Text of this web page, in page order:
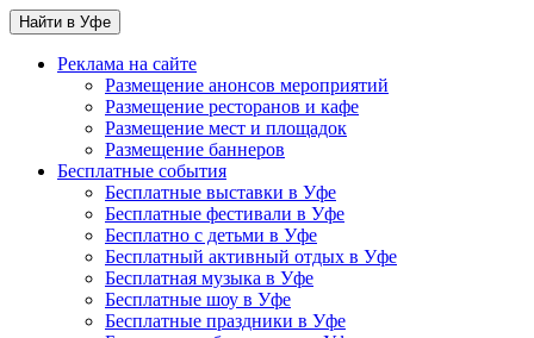
Найти в Уфе
Реклама на сайте
Размещение анонсов мероприятий
Размещение ресторанов и кафе
Размещение мест и площадок
Размещение баннеров
Бесплатные события
Бесплатные выставки в Уфе
Бесплатные фестивали в Уфе
Бесплатно с детьми в Уфе
Бесплатный активный отдых в Уфе
Бесплатная музыка в Уфе
Бесплатные шоу в Уфе
Бесплатные праздники в Уфе